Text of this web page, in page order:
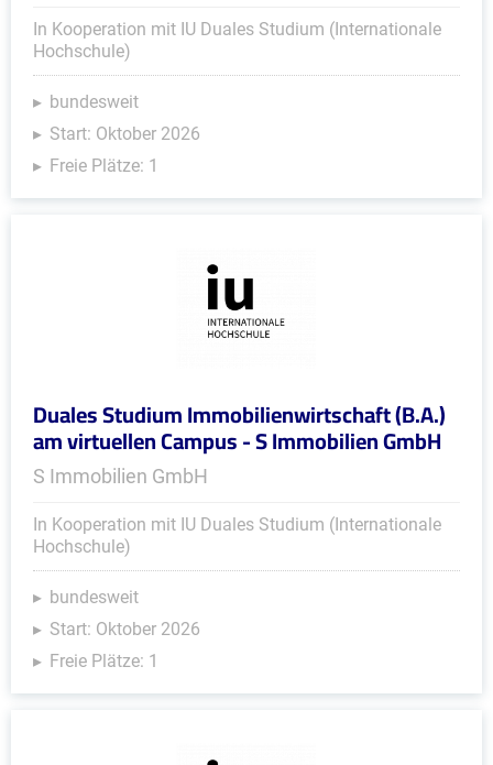
In Kooperation mit IU Duales Studium (Internationale
Hochschule)
bundesweit
Start: Oktober 2026
Freie Plätze: 1
Duales Studium Immobilienwirtschaft (B.A.)
am virtuellen Campus - S Immobilien GmbH
S Immobilien GmbH
In Kooperation mit IU Duales Studium (Internationale
Hochschule)
bundesweit
Start: Oktober 2026
Freie Plätze: 1